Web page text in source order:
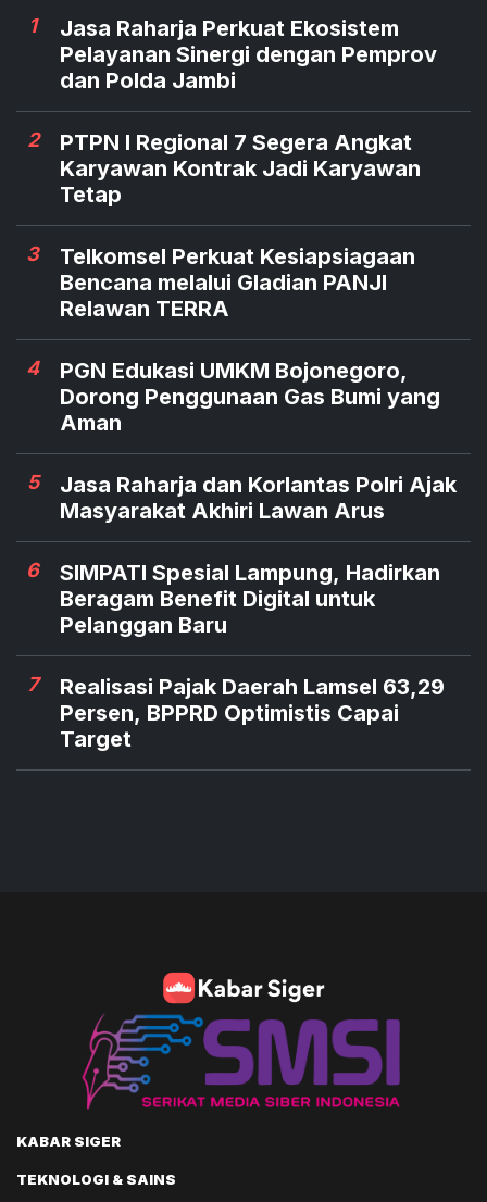
1
Jasa Raharja Perkuat Ekosistem
Pelayanan Sinergi dengan Pemprov
dan Polda Jambi
2
PTPN I Regional 7 Segera Angkat
Karyawan Kontrak Jadi Karyawan
Tetap
3
Telkomsel Perkuat Kesiapsiagaan
Bencana melalui Gladian PANJI
Relawan TERRA
4
PGN Edukasi UMKM Bojonegoro,
Dorong Penggunaan Gas Bumi yang
Aman
5
Jasa Raharja dan Korlantas Polri Ajak
Masyarakat Akhiri Lawan Arus
6
SIMPATI Spesial Lampung, Hadirkan
Beragam Benefit Digital untuk
Pelanggan Baru
7
Realisasi Pajak Daerah Lamsel 63,29
Persen, BPPRD Optimistis Capai
Target
KABAR SIGER
TEKNOLOGI & SAINS